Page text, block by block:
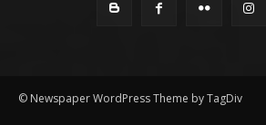
© Newspaper WordPress Theme by TagDiv